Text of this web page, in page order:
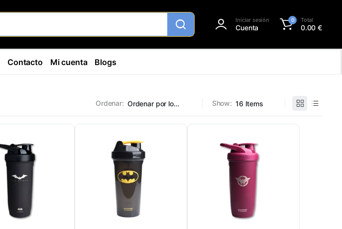
Iniciar sesión
Cuenta
0 Total
0.00€
Contacto Mi cuenta Blogs
Ordenar: Show: